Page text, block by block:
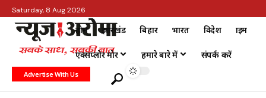
Saturday, 8 Aug 2026
होम झारखंड बिहार भारत विदेश क्राइम
एक्सप्लोर मोर हमारे बारे में संपर्क करें
Advertise With Us